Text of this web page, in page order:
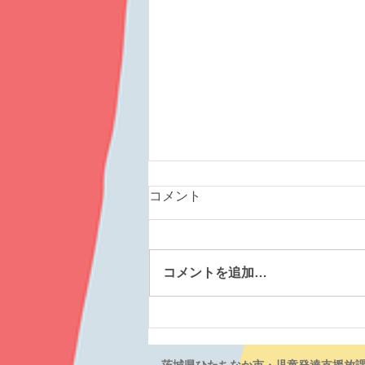
コメント
コメントを追加…